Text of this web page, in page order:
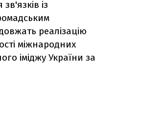
із
реалізацію
міжнародних
іміджу України за